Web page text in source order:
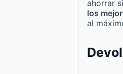
ahorrar
los
al